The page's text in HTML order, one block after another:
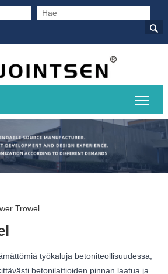

Trowel
työkaluja betoniteollisuudessa,
betonilattioiden pinnan laatua ja